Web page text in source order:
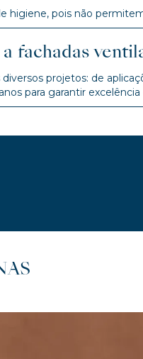
higiene, pois não
fachadas
projetos: de
para garantir